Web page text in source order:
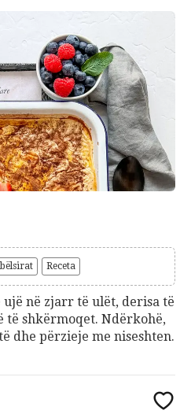
Receta
në zjarr të ulët, derisa të
të shkërmoqet. Ndërkohë,
dhe përzieje me niseshten.